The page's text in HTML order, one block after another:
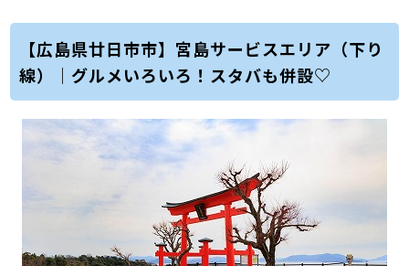
【広島県廿日市市】宮島サービスエリア（下り
線）｜グルメいろいろ！スタバも併設♡